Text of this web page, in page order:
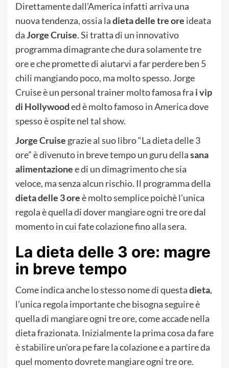
Direttamente dall’America infatti arriva una
nuova tendenza, ossia ladieta delle tre ore ideata
daJorge Cruise. Si tratta di un innovativo
programma dimagrante che dura solamente tre
ore e che promette di aiutarvi a far perdere ben 5
chili mangiando poco, ma molto spesso. Jorge
Cruise è un personal trainer molto famosa fra i vip
di Hollywooded è molto famoso in America dove
spesso è ospite nel tal show.
Jorge Cruise grazie al suo libro “La dieta delle 3
ore” è divenuto in breve tempo un guru dellasana
alimentazionee di un dimagrimento che sia
veloce, ma senza alcun rischio. Il programma della
dieta delle 3 oreè molto semplice poichè l’unica
regola è quella di dover mangiare ogni tre ore dal
momento in cui fate colazione fino alla sera.
La dieta delle 3 ore: magre
in breve tempo
Come indica anche lo stesso nome di questadieta,
l’unica regola importante che bisogna seguire è
quella di mangiare ogni tre ore, come accade nella
dieta frazionata. Inizialmente la prima cosa da fare
è stabilire un’ora pe fare la colazione e a partire da
quel momento dovrete mangiare ogni tre ore.